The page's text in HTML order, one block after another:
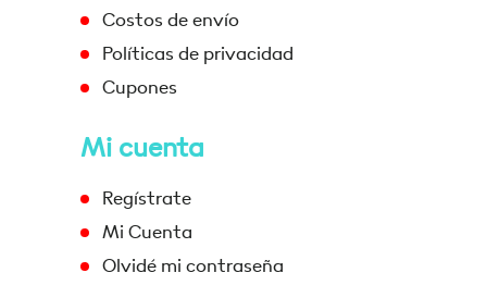
Costos de envío
Políticas de privacidad
Cupones
Mi cuenta
Regístrate
Mi Cuenta
Olvidé mi contraseña